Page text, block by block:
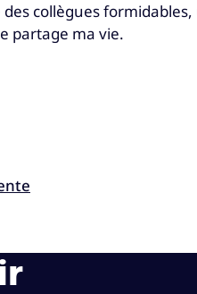
des collègues
partage ma vie.